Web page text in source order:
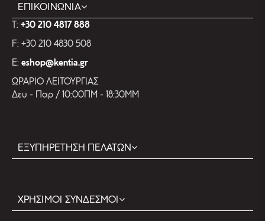
ΕΠΙΚΟΙΝΩΝΙΑ
T: +30 210 4817 888
F: +30 210 4830 508
E: eshop@kentia.gr
ΩΡΑΡΙΟ ΛΕΙΤΟΥΡΓΙΑΣ
Δευ - Παρ / 10:00ΠΜ - 18:30ΜΜ
ΕΞΥΠΗΡΕΤΗΣΗ ΠΕΛΑΤΩΝ
ΧΡΗΣΙΜΟΙ ΣΥΝΔΕΣΜΟΙ